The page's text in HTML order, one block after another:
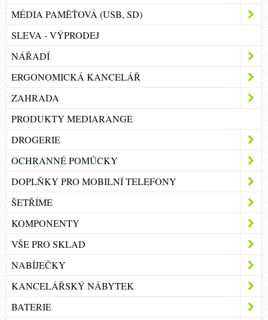
MÉDIA PAMĚŤOVÁ (USB, SD)
SLEVA - VÝPRODEJ
NÁŘADÍ
ERGONOMICKÁ KANCELÁŘ
ZAHRADA
PRODUKTY MEDIARANGE
DROGERIE
OCHRANNÉ POMŮCKY
DOPLŇKY PRO MOBILNÍ TELEFONY
ŠETŘÍME
KOMPONENTY
VŠE PRO SKLAD
NABÍJEČKY
KANCELÁŘSKÝ NÁBYTEK
BATERIE